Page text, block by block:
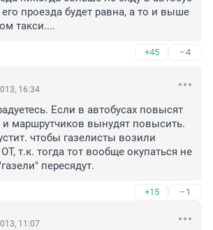
проезда будет равна, а то и выше
такси....
+45 –4
16:34
Если в автобусах повысят
и маршрутчиков вынудят повысить.
чтобы газелисты возили
т.к. тогда тот вообще окупаться не
пересядут.
+15 –1
11:07